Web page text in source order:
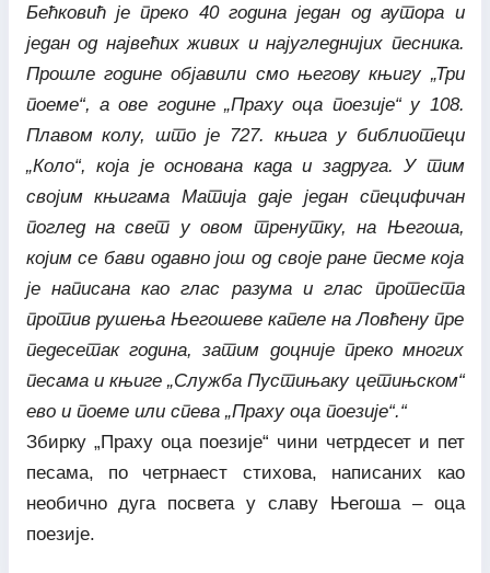
Бећковић је преко 40 година један од аутора и
један од највећих живих и најугледнијих песника.
Прошле године објавили смо његову књигу „Три
поеме“, а ове године „Праху оца поезије“ у 108.
Плавом колу, што је 727. књига у библиотеци
„Коло“, која је основана када и задруга. У тим
својим књигама Матија даје један специфичан
поглед на свет у овом тренутку, на Његоша,
којим се бави одавно још од своје ране песме која
је написана као глас разума и глас протеста
против рушења Његошеве капеле на Ловћену пре
педесетак година, затим доцније преко многих
песама и књиге „Служба Пустињаку цетињском“
ево и поеме или спева „Праху оца поезије“.“
Збирку „Праху оца поезије“ чини четрдесет и пет
песама, по четрнаест стихова, написаних као
необично дуга посвета у славу Његоша – оца
поезије.